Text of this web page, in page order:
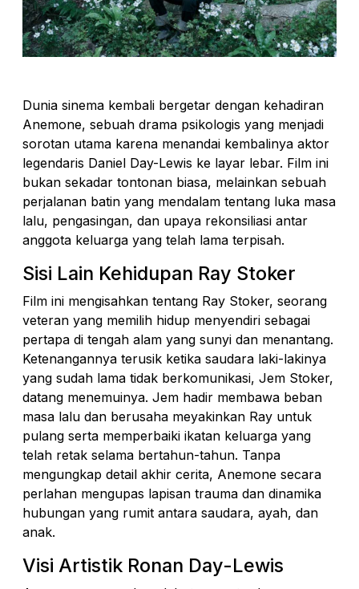
Dunia sinema kembali bergetar dengan kehadiran
Anemone, sebuah drama psikologis yang menjadi
sorotan utama karena menandai kembalinya aktor
legendaris Daniel Day-Lewis ke layar lebar. Film ini
bukan sekadar tontonan biasa, melainkan sebuah
perjalanan batin yang mendalam tentang luka masa
lalu, pengasingan, dan upaya rekonsiliasi antar
anggota keluarga yang telah lama terpisah.
Sisi Lain Kehidupan Ray Stoker
Film ini mengisahkan tentang Ray Stoker, seorang
veteran yang memilih hidup menyendiri sebagai
pertapa di tengah alam yang sunyi dan menantang.
Ketenangannya terusik ketika saudara laki-lakinya
yang sudah lama tidak berkomunikasi, Jem Stoker,
datang menemuinya. Jem hadir membawa beban
masa lalu dan berusaha meyakinkan Ray untuk
pulang serta memperbaiki ikatan keluarga yang
telah retak selama bertahun-tahun. Tanpa
mengungkap detail akhir cerita, Anemone secara
perlahan mengupas lapisan trauma dan dinamika
hubungan yang rumit antara saudara, ayah, dan
anak.
Visi Artistik Ronan Day-Lewis